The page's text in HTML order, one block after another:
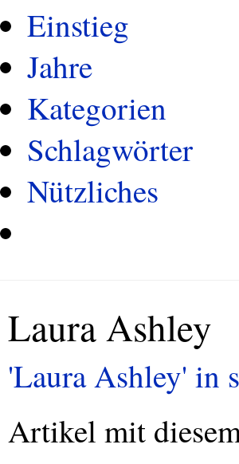
Einstieg
Jahre
Kategorien
Schlagwörter
Nützliches
Laura Ashley
'Laura Ashley' in
Artikel mit